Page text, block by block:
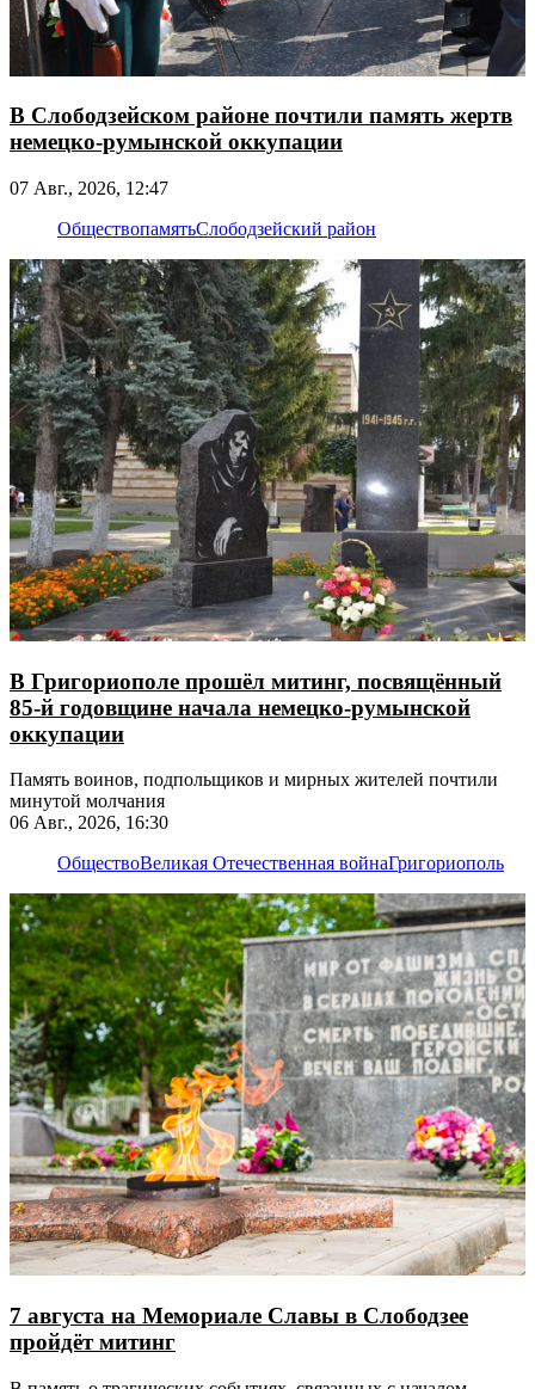
В Слободзейском районе почтили память жертв
немецко-румынской оккупации
07 Авг., 2026, 12:47
ОбществопамятьСлободзейский район
В Григориополе прошёл митинг, посвящённый
85-й годовщине начала немецко-румынской
оккупации
Память воинов, подпольщиков и мирных жителей почтили
минутой молчания
06 Авг., 2026, 16:30
ОбществоВеликая Отечественная войнаГригориополь
7 августа на Мемориале Славы в Слободзее
пройдёт митинг